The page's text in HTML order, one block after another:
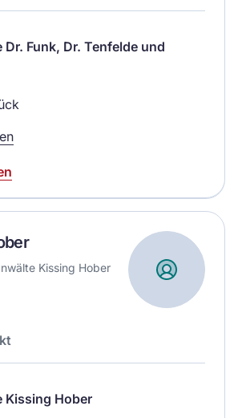
Dr. Funk, Dr. Tenfelde und
Kissing Hober
Kissing Hober